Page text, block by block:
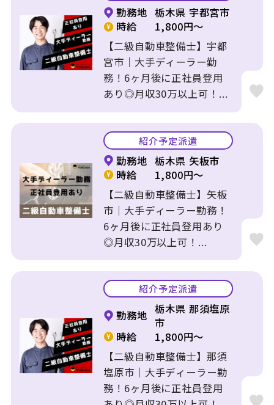
勤務地 栃木県 宇都宮市
時給
1,800円～
【二級自動車整備士】宇都
宮市｜大手ディーラー勤
務！6ヶ月後に正社員登用
あり◎月収30万以上可！...
紹介予定派遣
勤務地 栃木県 矢板市
時給
1,800円～
【二級自動車整備士】矢板
市｜大手ディーラー勤務！
6ヶ月後に正社員登用あり
◎月収30万以上可！...
紹介予定派遣
勤務地 栃木県 那須塩原
市
時給
1,800円～
【二級自動車整備士】那須
塩原市｜大手ディーラー勤
務！6ヶ月後に正社員登用